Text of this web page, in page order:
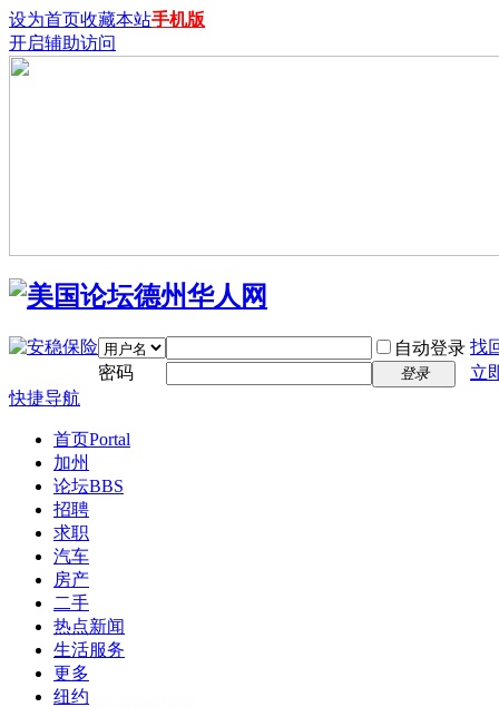
设为首页收藏本站手机版
开启辅助访问
自动登录 找
密码
登录
立
快捷导航
首页Portal
加州
论坛BBS
招聘
求职
汽车
房产
二手
热点新闻
生活服务
更多
纽约